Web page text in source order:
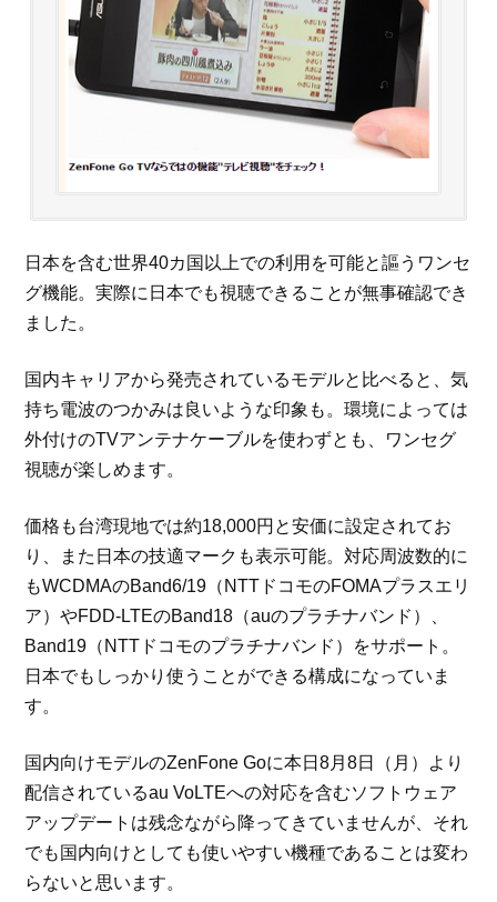
日本を含む世界40カ国以上での利用を可能と謳うワンセ
グ機能。実際に日本でも視聴できることが無事確認でき
ました。
国内キャリアから発売されているモデルと比べると、気
持ち電波のつかみは良いような印象も。環境によっては
外付けのTVアンテナケーブルを使わずとも、ワンセグ
視聴が楽しめます。
価格も台湾現地では約18,000円と安価に設定されてお
り、また日本の技適マークも表示可能。対応周波数的に
もWCDMAのBand6/19（NTTドコモのFOMAプラスエリ
ア）やFDD-LTEのBand18（auのプラチナバンド）、
Band19（NTTドコモのプラチナバンド）をサポート。
日本でもしっかり使うことができる構成になっていま
す。
国内向けモデルのZenFone Goに本日8月8日（月）より
配信されているau VoLTEへの対応を含むソフトウェア
アップデートは残念ながら降ってきていませんが、それ
でも国内向けとしても使いやすい機種であることは変わ
らないと思います。